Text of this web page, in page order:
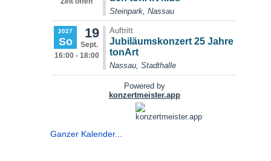
Ganzer Kalender...